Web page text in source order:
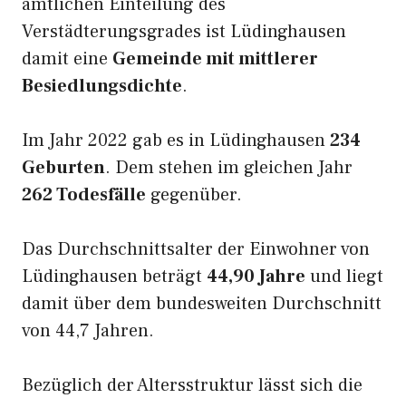
Verstädterungsgrades ist Lüdinghausen
damit eine Gemeinde mit mittlerer
Besiedlungsdichte.
Im Jahr 2022 gab es in Lüdinghausen234
Geburten. Dem stehen im gleichen Jahr
262 Todesfälle gegenüber.
Das Durchschnittsalter der Einwohner von
Lüdinghausen beträgt 44,90 Jahre und liegt
damit über dem bundesweiten Durchschnitt
von 44,7 Jahren.
Bezüglich der Altersstruktur lässt sich die